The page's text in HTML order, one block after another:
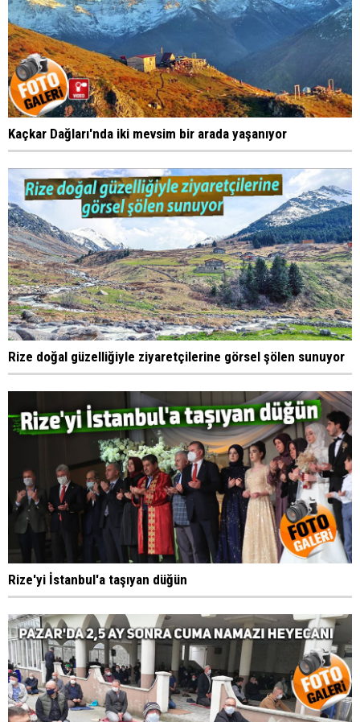
Kaçkar Dağları'nda iki mevsim bir arada yaşanıyor
Rize doğal güzelliğiyle ziyaretçilerine görsel şölen sunuyor
Rize'yi İstanbul'a taşıyan düğün